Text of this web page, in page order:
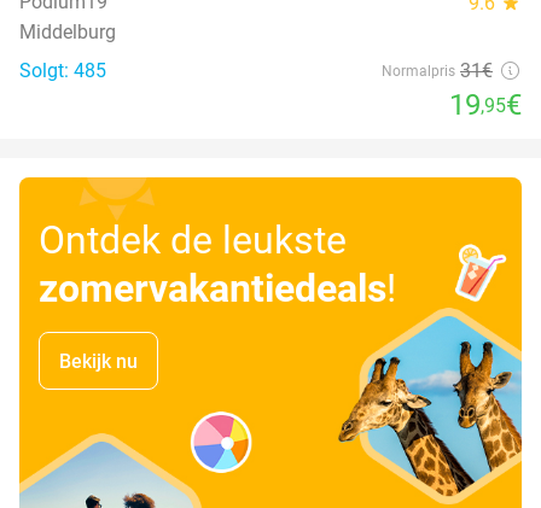
Middelburg
Solgt: 485
Normalpris 31€
19,95€
Ontdek de leukste
zomervakantiedeals!
Bekijk nu